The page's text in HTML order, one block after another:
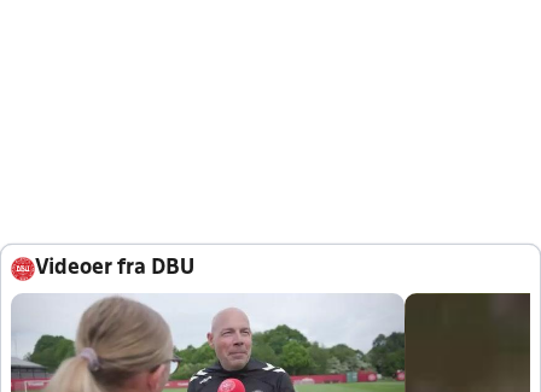
Videoer fra DBU